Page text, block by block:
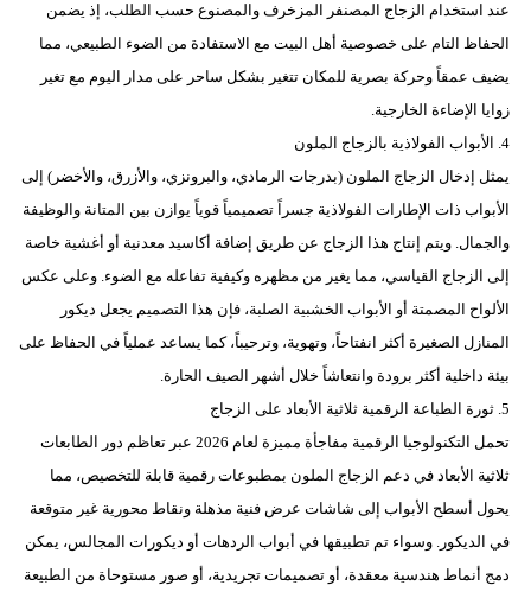
عند استخدام الزجاج المصنفر المزخرف والمصنوع حسب الطلب، إذ يضمن
الحفاظ التام على خصوصية أهل البيت مع الاستفادة من الضوء الطبيعي، مما
يضيف عمقاً وحركة بصرية للمكان تتغير بشكل ساحر على مدار اليوم مع تغير
زوايا الإضاءة الخارجية.
4. الأبواب الفولاذية بالزجاج الملون
يمثل إدخال الزجاج الملون (بدرجات الرمادي، والبرونزي، والأزرق، والأخضر) إلى
الأبواب ذات الإطارات الفولاذية جسراً تصميمياً قوياً يوازن بين المتانة والوظيفة
والجمال. ويتم إنتاج هذا الزجاج عن طريق إضافة أكاسيد معدنية أو أغشية خاصة
إلى الزجاج القياسي، مما يغير من مظهره وكيفية تفاعله مع الضوء. وعلى عكس
الألواح المصمتة أو الأبواب الخشبية الصلبة، فإن هذا التصميم يجعل ديكور
المنازل الصغيرة أكثر انفتاحاً، وتهوية، وترحيباً، كما يساعد عملياً في الحفاظ على
بيئة داخلية أكثر برودة وانتعاشاً خلال أشهر الصيف الحارة.
5. ثورة الطباعة الرقمية ثلاثية الأبعاد على الزجاج
تحمل التكنولوجيا الرقمية مفاجأة مميزة لعام 2026 عبر تعاظم دور الطابعات
ثلاثية الأبعاد في دعم الزجاج الملون بمطبوعات رقمية قابلة للتخصيص، مما
يحول أسطح الأبواب إلى شاشات عرض فنية مذهلة ونقاط محورية غير متوقعة
في الديكور. وسواء تم تطبيقها في أبواب الردهات أو ديكورات المجالس، يمكن
دمج أنماط هندسية معقدة، أو تصميمات تجريدية، أو صور مستوحاة من الطبيعة